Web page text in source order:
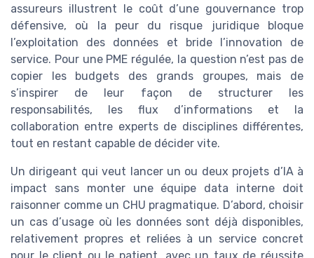
assureurs illustrent le coût d’une gouvernance trop
défensive, où la peur du risque juridique bloque
l’exploitation des données et bride l’innovation de
service. Pour une PME régulée, la question n’est pas de
copier les budgets des grands groupes, mais de
s’inspirer de leur façon de structurer les
responsabilités, les flux d’informations et la
collaboration entre experts de disciplines différentes,
tout en restant capable de décider vite.
Un dirigeant qui veut lancer un ou deux projets d’IA à
impact sans monter une équipe data interne doit
raisonner comme un CHU pragmatique. D’abord, choisir
un cas d’usage où les données sont déjà disponibles,
relativement propres et reliées à un service concret